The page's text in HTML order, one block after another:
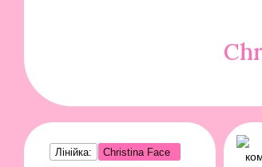
Лінійка:
Christina Face